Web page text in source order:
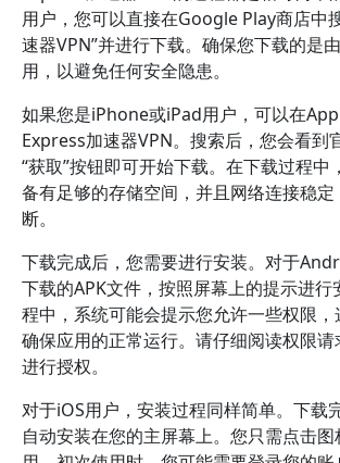
用户，您可以直接在Google Play商店中
速器VPN”并进行下载。确保您下载的是
用，以避免任何安全隐患。
如果您是iPhone或iPad用户，可以在
Express加速器VPN。搜索后，您会看到
“获取”按钮即可开始下载。在下载过程中
备有足够的存储空间，并且网络连接稳定
断。
下载完成后，您需要进行安装。对于
下载的APK文件，按照屏幕上的提示进行
程中，系统可能会提示您允许一些权限，
确保应用的正常运行。请仔细阅读权限
进行授权。
对于iOS用户，安装过程同样简单。下载
自动安装在您的主屏幕上。您只需点击